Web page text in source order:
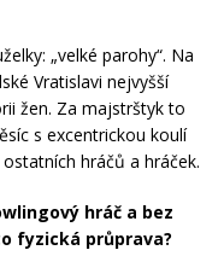
„velké parohy“. Na
Vratislavi nejvyšší
žen. Za majstrštyk to
s excentrickou koulí
hráčů a hráček.
hráč a bez
fyzická průprava?